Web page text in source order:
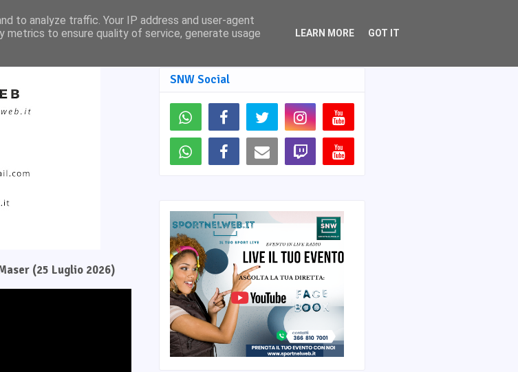
SNW TV
(25 Luglio 2026)
SNW Social
to analyze traffic. Your IP address and user-agent
metrics to ensure quality of service, generate usage
LEARN MORE GOT IT